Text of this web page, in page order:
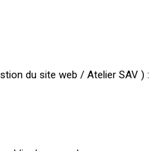
du site web / Atelier SAV ) :